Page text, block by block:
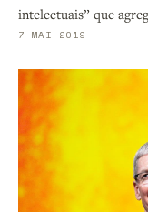
intelectuais” que
7 MAI 2019